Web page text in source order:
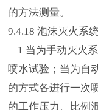
的方法测量。
9.4.18 泡沫灭火系
1 当为手动灭火
喷水试验；当为自
的方式各进行一次
的工作压力、比例